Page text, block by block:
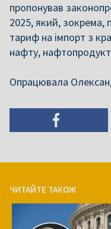
пропонував
2025, який, зокрема,
тариф на імпорт з
нафту,
Опрацювала
ЧИТАЙТЕ ТАКОЖ